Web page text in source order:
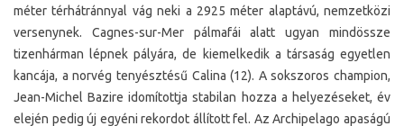
méter térhátránnyal vág neki a 2925 méter alaptávú, nemzetközi
versenynek. Cagnes-sur-Mer pálmafái alatt ugyan mindössze
tizenhárman lépnek pályára, de kiemelkedik a társaság egyetlen
kancája, a norvég tenyésztésű Calina (12). A sokszoros champion,
Jean-Michel Bazire idomítottja stabilan hozza a helyezéseket, év
elején pedig új egyéni rekordot állított fel. Az Archipelago apaságú